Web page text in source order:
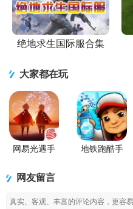
绝地求生国际服合集
大家都在玩
网易光遇手
地铁跑酷手
网友留言